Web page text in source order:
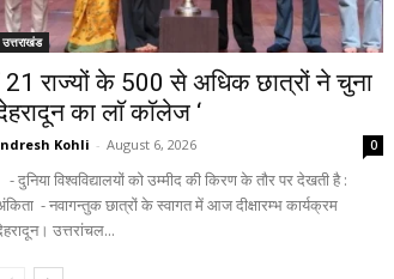
उत्तराखंड
21 राज्यों के 500 से अधिक छात्रों ने चुना
का लाॅ काॅलेज ‘
Kohli - August 6, 2026 0
- दुनिया विश्वविद्यालयों को उम्मीद की किरण के तौर पर देखती है :
- नवागन्तुक छात्रों के स्वागत में आज दीक्षारम्भ कार्यक्रम
उत्तरांचल...